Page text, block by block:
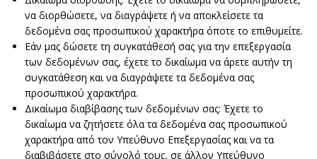
να διορθώσετε, να διαγράψετε ή να αποκλείσετε τα
δεδομένα σας προσωπικού χαρακτήρα όποτε το επιθυμείτε.
Εάν μας δώσετε τη συγκατάθεσή σας για την επεξεργασία
των δεδομένων σας, έχετε το δικαίωμα να άρετε αυτήν τη
συγκατάθεση και να διαγράψετε τα δεδομένα σας
προσωπικού χαρακτήρα.
Δικαίωμα διαβίβασης των δεδομένων σας: Έχετε το
δικαίωμα να ζητήσετε όλα τα δεδομένα σας προσωπικού
χαρακτήρα από τον Υπεύθυνο Επεξεργασίας και να τα
διαβιβάσετε στο σύνολό τους, σε άλλον Υπεύθυνο